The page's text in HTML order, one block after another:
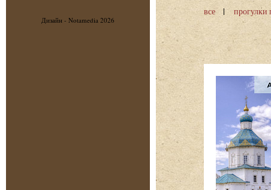
Дизайн - Notamedia 2026
все прогулки